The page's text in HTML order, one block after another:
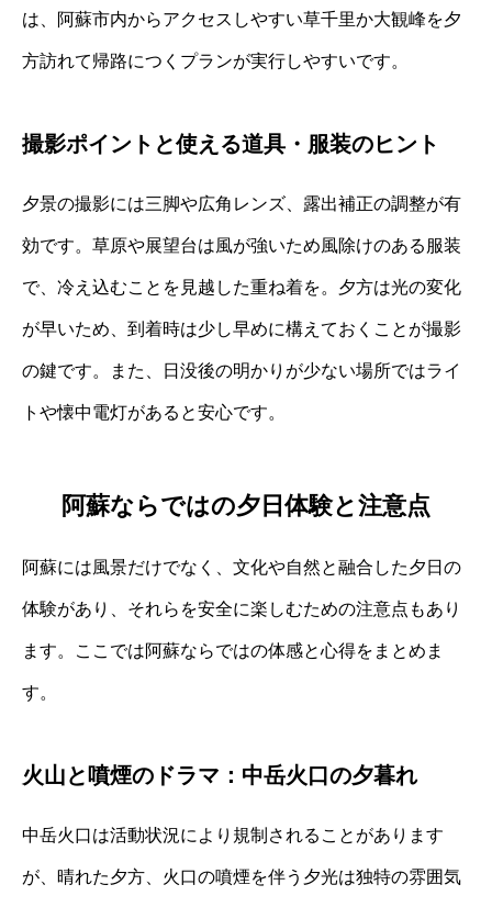
は、阿蘇市内からアクセスしやすい草千里か大観峰を夕
方訪れて帰路につくプランが実行しやすいです。
撮影ポイントと使える道具・服装のヒント
夕景の撮影には三脚や広角レンズ、露出補正の調整が有
効です。草原や展望台は風が強いため風除けのある服装
で、冷え込むことを見越した重ね着を。夕方は光の変化
が早いため、到着時は少し早めに構えておくことが撮影
の鍵です。また、日没後の明かりが少ない場所ではライ
トや懐中電灯があると安心です。
阿蘇ならではの夕日体験と注意点
阿蘇には風景だけでなく、文化や自然と融合した夕日の
体験があり、それらを安全に楽しむための注意点もあり
ます。ここでは阿蘇ならではの体感と心得をまとめま
す。
火山と噴煙のドラマ：中岳火口の夕暮れ
中岳火口は活動状況により規制されることがあります
が、晴れた夕方、火口の噴煙を伴う夕光は独特の雰囲気